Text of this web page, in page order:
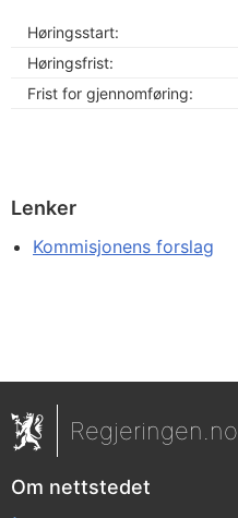
Høringsstart:
Høringsfrist:
Frist for gjennomføring:
Lenker
Kommisjonens forslag
Regjeringen.no
Om nettstedet